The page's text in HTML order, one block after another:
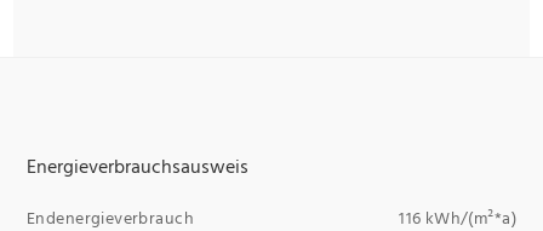
Energieverbrauchsausweis
Endenergieverbrauch
116 kWh/(m²*a)